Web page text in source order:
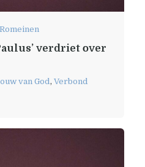
Romeinen
verdriet over
van God , Verbond